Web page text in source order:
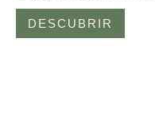
DESCUBRIR